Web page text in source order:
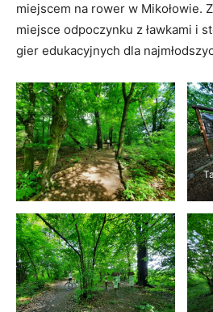
miejscem na rower w Mikołowie.
miejsce odpoczynku z ławkami i
gier edukacyjnych dla